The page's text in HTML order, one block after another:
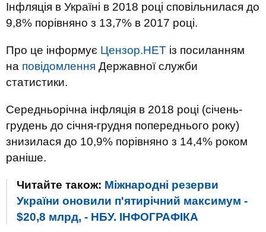
Інфляція в Україні в 2018 році сповільнилася до
9,8% порівняно з 13,7% в 2017 році.
Про це інформує Цензор.НЕТ із посиланням
на повідомлення Державної служби
статистики.
Середньорічна інфляція в 2018 році (січень-
грудень до січня-грудня попереднього року)
знизилася до 10,9% порівняно з 14,4% роком
раніше.
Читайте також: Міжнародні резерви
України оновили п'ятирічний максимум -
$20,8 млрд, - НБУ. ІНФОГРАФІКА